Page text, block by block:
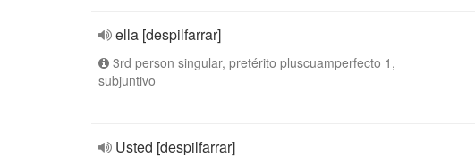
ella [despilfarrar]
3rd person singular, pretérito pluscuamperfecto 1,
subjuntivo
Usted [despilfarrar]